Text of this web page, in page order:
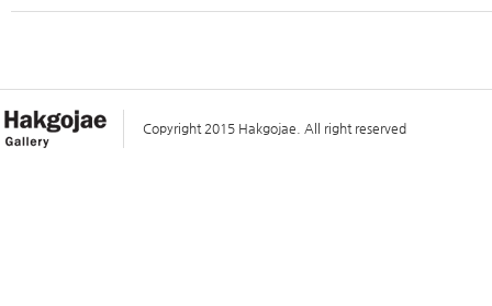
Copyright 2015 Hakgojae. All right reserved